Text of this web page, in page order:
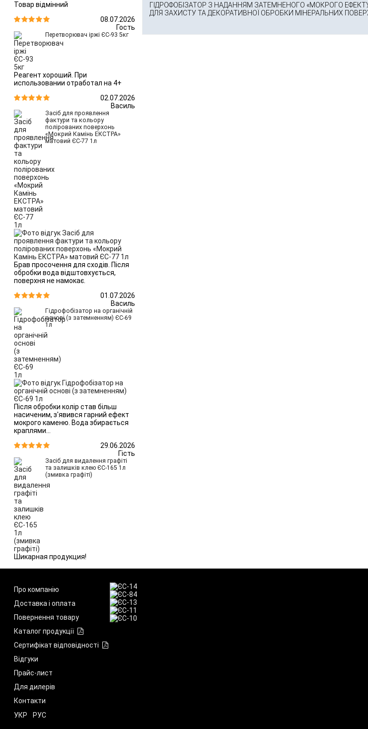
ГІДРОФОБІЗАТОР З НАДАННЯМ ЗАТЕМНЕНОГО «МОКРОГО
ДЛЯ ЗАХИСТУ ТА ДЕКОРАТИВНОЇ ОБРОБКИ МІНЕРАЛЬНИХ
Товар відмінний


08.07.2026
Гость
Перетворювач іржі ЄС-93 5кг
Реагент хороший. При
использовании отработал на 4+


02.07.2026
Василь
Засіб для проявлення
фактури та кольору
полірованих поверхонь
«Мокрий Камінь ЕКСТРА»
матовий ЄС-77 1л
Брав просочення для сходів. Після
обробки вода відштовхується,
поверхня не намокає.


01.07.2026
Василь
Гідрофобізатор на органічній
основі (з затемненням) ЄС-69
1л
Після обробки колір став більш
насиченим, з'явився гарний ефект
мокрого каменю. Вода збирається
краплями...


29.06.2026
Гість
Засіб для видалення графіті
та залишків клею ЄС-165 1л
(змивка графіті)
Шикарная продукция!
Про компанію
Доставка і оплата
Повернення товару
Каталог продукції
Сертифікат відповідності
Відгуки
Прайс-лист
Для дилерів
Контакти
УКР
РУС